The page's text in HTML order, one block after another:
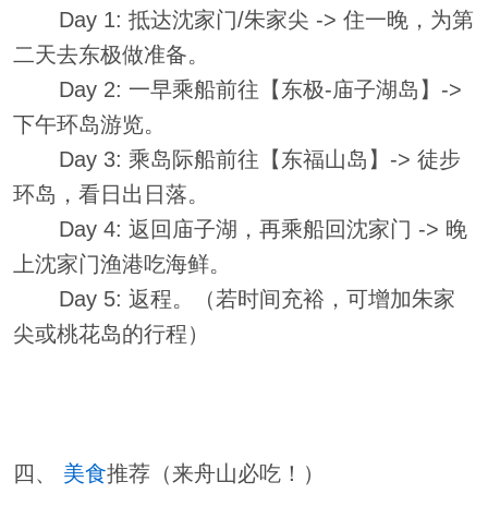
Day 1: 抵达沈家门/朱家尖 -> 住一晚，为第
二天去东极做准备。
Day 2: 一早乘船前往【东极-庙子湖岛】->
下午环岛游览。
Day 3: 乘岛际船前往【东福山岛】-> 徒步
环岛，看日出日落。
Day 4: 返回庙子湖，再乘船回沈家门 -> 晚
上沈家门渔港吃海鲜。
Day 5: 返程。（若时间充裕，可增加朱家
尖或桃花岛的行程）
四、 美食推荐（来舟山必吃！）